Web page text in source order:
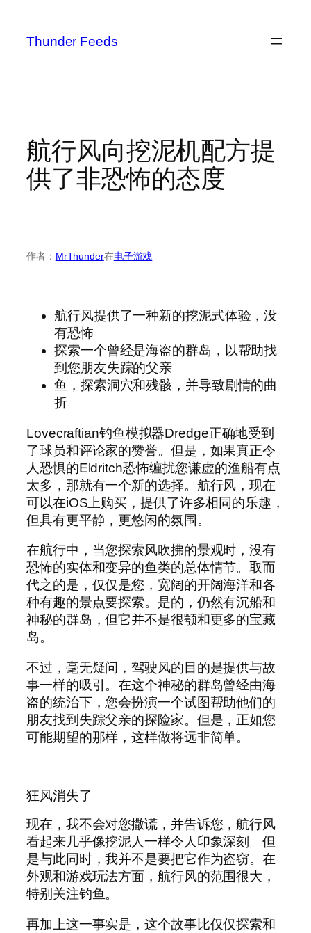
Thunder Feeds
航行风向挖泥机配方提
供了非恐怖的态度
作者： MrThunder在电子游戏
航行风提供了一种新的挖泥式体验，没
有恐怖
探索一个曾经是海盗的群岛，以帮助找
到您朋友失踪的父亲
鱼，探索洞穴和残骸，并导致剧情的曲
折
Lovecraftian钓鱼模拟器Dredge正确地受到
了球员和评论家的赞誉。但是，如果真正令
人恐惧的Eldritch恐怖缠扰您谦虚的渔船有点
太多，那就有一个新的选择。航行风，现在
可以在iOS上购买，提供了许多相同的乐趣，
但具有更平静，更悠闲的氛围。
在航行中，当您探索风吹拂的景观时，没有
恐怖的实体和变异的鱼类的总体情节。取而
代之的是，仅仅是您，宽阔的开阔海洋和各
种有趣的景点要探索。是的，仍然有沉船和
神秘的群岛，但它并不是很颚和更多的宝藏
岛。
不过，毫无疑问，驾驶风的目的是提供与故
事一样的吸引。在这个神秘的群岛曾经由海
盗的统治下，您会扮演一个试图帮助他们的
朋友找到失踪父亲的探险家。但是，正如您
可能期望的那样，这样做将远非简单。
狂风消失了
现在，我不会对您撒谎，并告诉您，航行风
看起来几乎像挖泥人一样令人印象深刻。但
是与此同时，我并不是要把它作为盗窃。在
外观和游戏玩法方面，航行风的范围很大，
特别关注钓鱼。
再加上这一事实是，这个故事比仅仅探索和